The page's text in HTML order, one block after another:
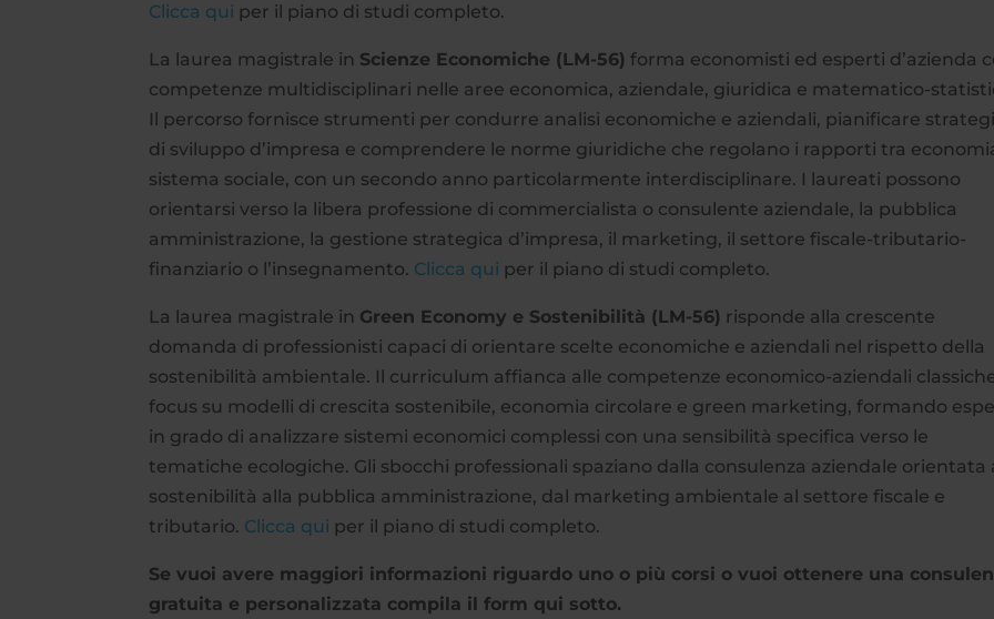
Clicca qui per il piano di studi completo.
La laurea magistrale in Scienze Economiche (LM-56) forma economisti ed esperti d’azienda
competenze multidisciplinari nelle aree economica, aziendale, giuridica e matematico-
Il percorso fornisce strumenti per condurre analisi economiche e aziendali, pianificare
di sviluppo d’impresa e comprendere le norme giuridiche che regolano i rapporti tra
sistema sociale, con un secondo anno particolarmente interdisciplinare. I laureati possono
orientarsi verso la libera professione di commercialista o consulente aziendale, la pubblica
amministrazione, la gestione strategica d’impresa, il marketing, il settore fiscale-tributario-
finanziario o l’insegnamento. Clicca qui per il piano di studi completo.
La laurea magistrale in Green Economy e Sostenibilità (LM-56) risponde alla crescente
domanda di professionisti capaci di orientare scelte economiche e aziendali nel rispetto della
sostenibilità ambientale. Il curriculum affianca alle competenze economico-aziendali
focus su modelli di crescita sostenibile, economia circolare e green marketing, formando
in grado di analizzare sistemi economici complessi con una sensibilità specifica verso le
tematiche ecologiche. Gli sbocchi professionali spaziano dalla consulenza aziendale orientata
sostenibilità alla pubblica amministrazione, dal marketing ambientale al settore fiscale e
tributario. Clicca qui per il piano di studi completo.
Se vuoi avere maggiori informazioni riguardo uno o più corsi o vuoi ottenere una
gratuita e personalizzata compila il form qui sotto.